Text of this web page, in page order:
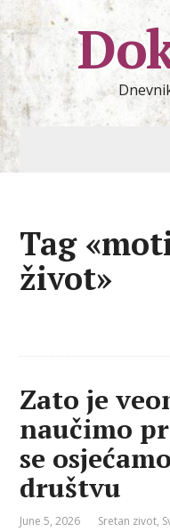
Tag
život»
Zato je
naučimo
se
društvu
June 5, 2026 Sretan zivot,